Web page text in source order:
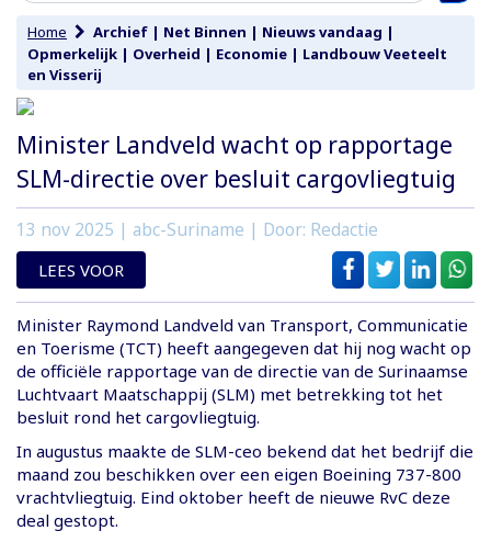
Home Archief | Net Binnen | Nieuws vandaag |
Opmerkelijk | Overheid | Economie | Landbouw Veeteelt
en Visserij
Minister Landveld wacht op rapportage
SLM-directie over besluit cargovliegtuig
13 nov 2025 | abc-Suriname | Door: Redactie
LEES VOOR
Minister Raymond Landveld van Transport, Communicatie
en Toerisme (TCT) heeft aangegeven dat hij nog wacht op
de officiële rapportage van de directie van de Surinaamse
Luchtvaart Maatschappij (SLM) met betrekking tot het
besluit rond het cargovliegtuig.
In augustus maakte de SLM-ceo bekend dat het bedrijf die
maand zou beschikken over een eigen Boeining 737-800
vrachtvliegtuig. Eind oktober heeft de nieuwe RvC deze
deal gestopt.